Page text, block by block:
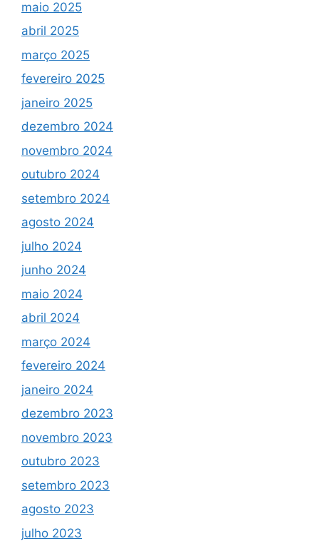
maio 2025
abril 2025
março 2025
fevereiro 2025
janeiro 2025
dezembro 2024
novembro 2024
outubro 2024
setembro 2024
agosto 2024
julho 2024
junho 2024
maio 2024
abril 2024
março 2024
fevereiro 2024
janeiro 2024
dezembro 2023
novembro 2023
outubro 2023
setembro 2023
agosto 2023
julho 2023